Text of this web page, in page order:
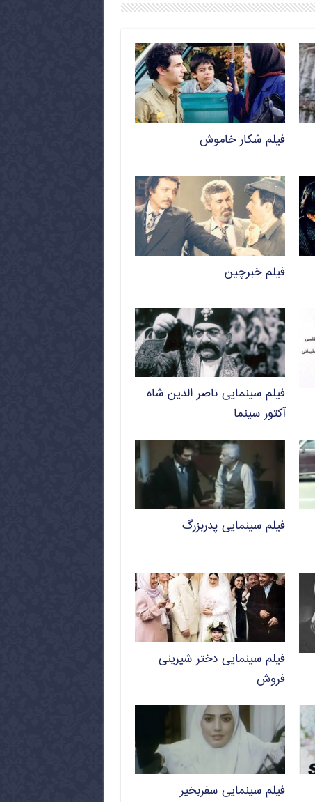
فیلم شکار خاموش
فیلم خبرچین
فیلم سینمایی ناصر الدین شاه
آکتور سینما
فیلم سینمایی پدربزرگ
فیلم سینمایی دختر شیرینی
فروش
فیلم سینمایی سفربخیر